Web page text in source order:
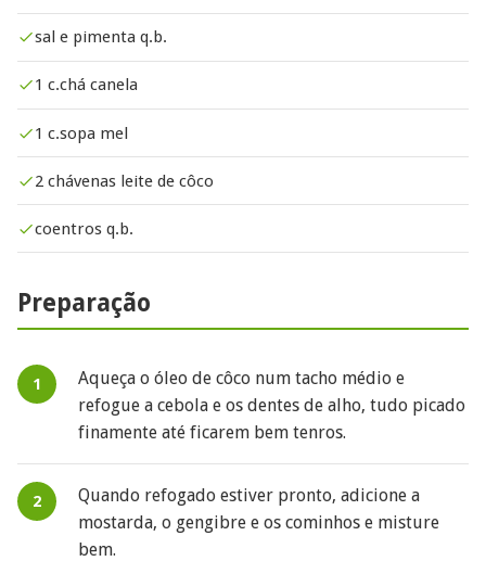
sal e pimenta q.b.
1 c.chá canela
1 c.sopa mel
2 chávenas leite de côco
coentros q.b.
Preparação
Aqueça o óleo de côco num tacho médio e
refogue a cebola e os dentes de alho, tudo picado
finamente até ficarem bem tenros.
Quando refogado estiver pronto, adicione a
mostarda, o gengibre e os cominhos e misture
bem.